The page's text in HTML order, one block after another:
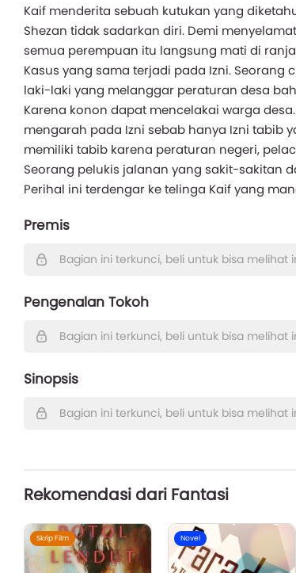
Kaif menderita sebuah kutukan yang
Shezan tidak sadarkan diri. Demi
semua perempuan itu langsung mati di
Kasus yang sama terjadi pada Izni.
laki-laki yang melanggar peraturan desa
Karena konon dapat mencelakai warga
mengarah pada Izni sebab hanya Izni tabib
memiliki tabib karena peraturan negeri,
Seorang pelukis jalanan yang sakit-sakitan
Perihal ini terdengar ke telinga Kaif yang
Premis
Bagian ini terkunci, beli untuk bisa melihat
Pengenalan Tokoh
Bagian ini terkunci, beli untuk bisa melihat
Sinopsis
Bagian ini terkunci, beli untuk bisa melihat
Rekomendasi dari Fantasi
Skrip Film Novel